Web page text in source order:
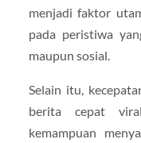
menjadi faktor
pada peristiwa
maupun sosial.
Selain itu,
berita cepat
kemampuan